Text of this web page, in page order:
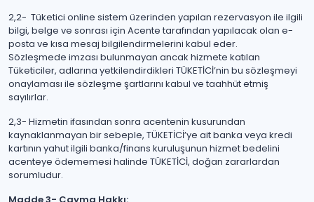
2,2- Tüketici online sistem üzerinden yapılan rezervasyon ile ilgili
bilgi, belge ve sonrası için Acente tarafından yapılacak olan e-
posta ve kısa mesaj bilgilendirmelerini kabul eder.
Sözleşmede imzası bulunmayan ancak hizmete katılan
Tüketiciler, adlarına yetkilendirdikleri TÜKETİCİ’nin bu sözleşmeyi
onaylaması ile sözleşme şartlarını kabul ve taahhüt etmiş
sayılırlar.
2,3- Hizmetin ifasından sonra acentenin kusurundan
kaynaklanmayan bir sebeple, TÜKETİCİ’ye ait banka veya kredi
kartının yahut ilgili banka/finans kuruluşunun hizmet bedelini
acenteye ödememesi halinde TÜKETİCİ, doğan zararlardan
sorumludur.